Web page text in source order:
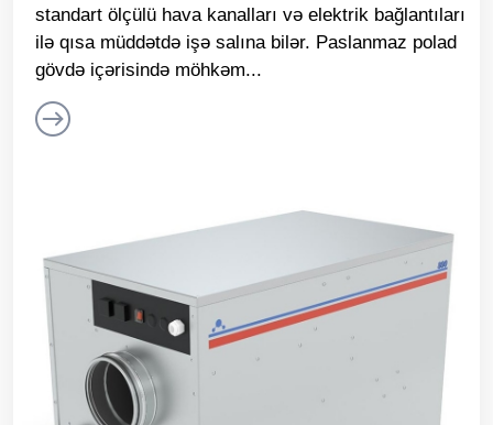
standart ölçülü hava kanalları və elektrik bağlantıları
ilə qısa müddətdə işə salına bilər. Paslanmaz polad
gövdə içərisində möhkəm...